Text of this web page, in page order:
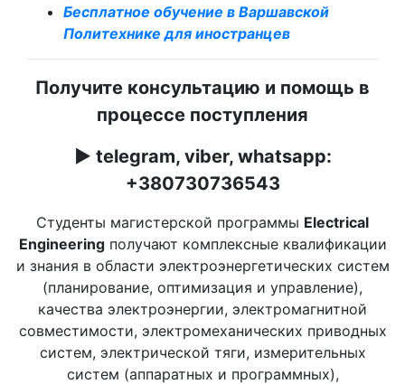
Бесплатное обучение в Варшавской
Политехнике для иностранцев
Получите консультацию и помощь в
процессе поступления
► telegram, viber, whatsapp:
+380730736543
Студенты магистерской программы Electrical
Engineeringполучают комплексные квалификации
и знания в области электроэнергетических систем
(планирование, оптимизация и управление),
качества электроэнергии, электромагнитной
совместимости, электромеханических приводных
систем, электрической тяги, измерительных
систем (аппаратных и программных),